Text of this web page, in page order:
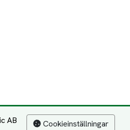
AB Cookieinställningar